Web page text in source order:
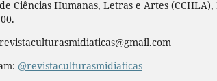
Ciências Humanas, Letras e Artes
@revistaculturasmidiaticas